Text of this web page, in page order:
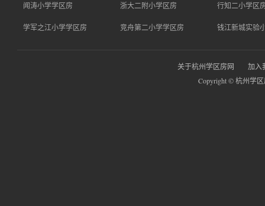
闻涛小学学区房 浙大二附小学区房 行知二小学区
学军之江小学学区房 竞舟第二小学学区房 钱江新城实验
关于杭州学区房网
加入
Copyright © 杭州学